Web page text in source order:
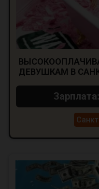
ДЕВУШКАМ В